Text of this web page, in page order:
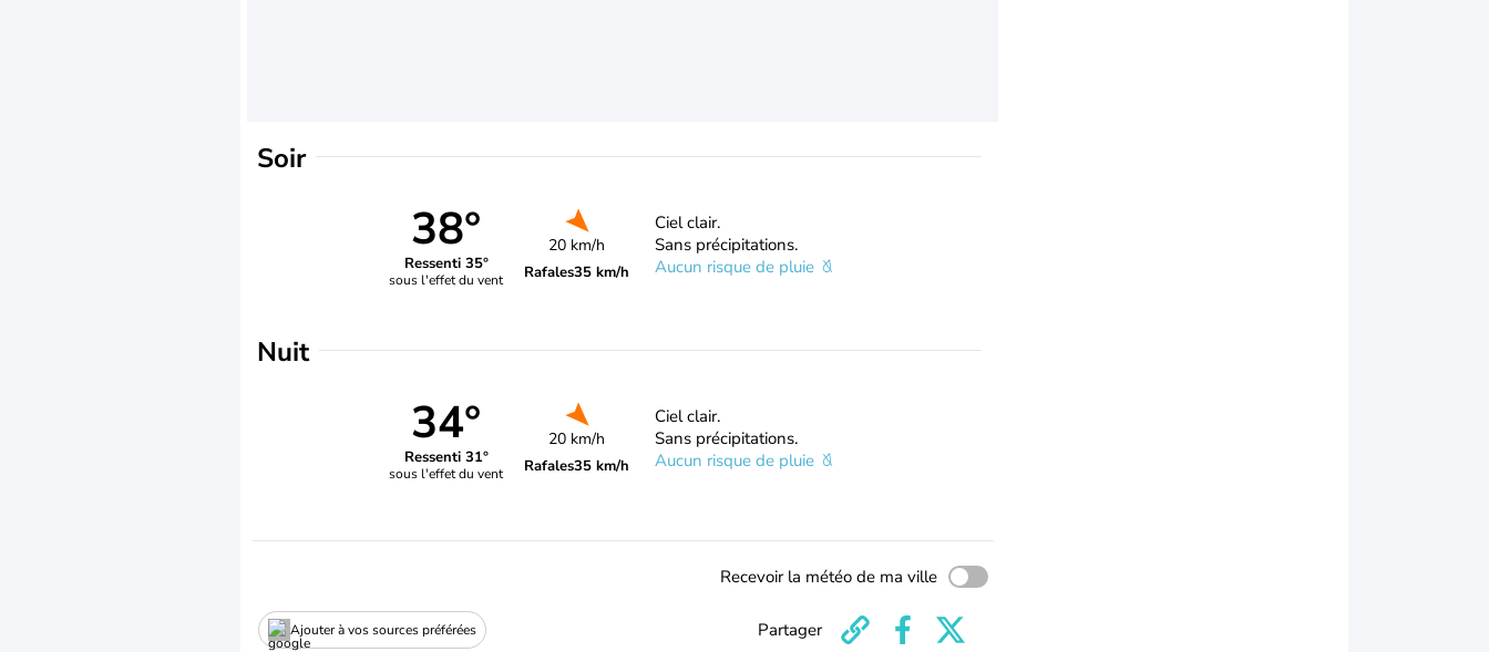
Soir
38°
Ressenti 35°
sous l'effet du vent
20 km/h
Rafales35 km/h
Ciel clair.
Sans précipitations.
Aucun risque de pluie
Nuit
34°
Ressenti 31°
sous l'effet du vent
20 km/h
Rafales35 km/h
Ciel clair.
Sans précipitations.
Aucun risque de pluie
Recevoir la météo de ma ville
Ajouter à vos sources préférées Partager